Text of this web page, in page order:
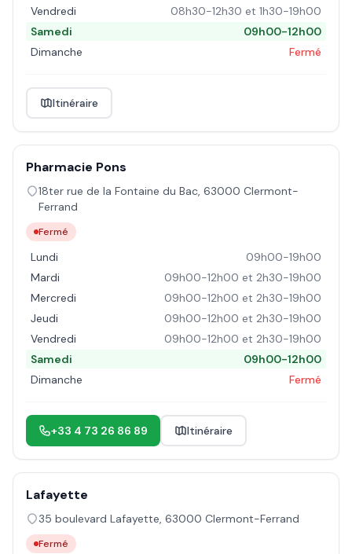
Vendredi
08h30-12h30 et 1h30-19h00
Samedi
09h00-12h00
Dimanche
Fermé
Itinéraire
Pharmacie Pons
18ter rue de la Fontaine du Bac, 63000 Clermont-
Ferrand
Fermé
Lundi
09h00-19h00
Mardi
09h00-12h00 et 2h30-19h00
Mercredi
09h00-12h00 et 2h30-19h00
Jeudi
09h00-12h00 et 2h30-19h00
Vendredi
09h00-12h00 et 2h30-19h00
Samedi
09h00-12h00
Dimanche
Fermé
+33 4 73 26 86 89 Itinéraire
Lafayette
35 boulevard Lafayette, 63000 Clermont-Ferrand
Fermé